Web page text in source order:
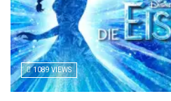
1089 VIEWS